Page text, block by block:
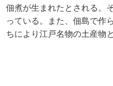
佃煮が生まれたとされる。
っている。また、佃島で作
ちにより江戸名物の土産物